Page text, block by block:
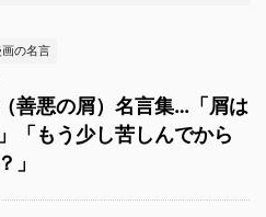
の名言
善悪の屑）名言集…「屑は
「もう少し苦しんでから
」